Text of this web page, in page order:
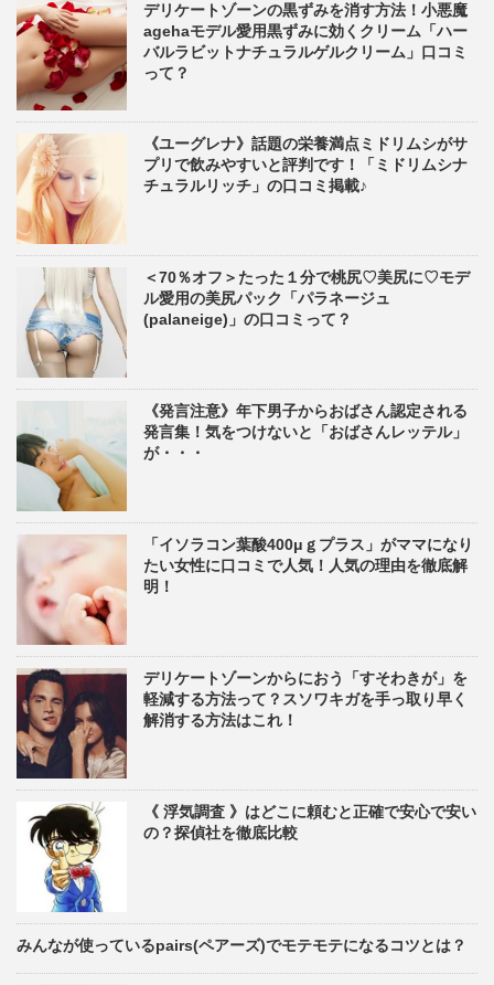
デリケートゾーンの黒ずみを消す方法！小悪魔
agehaモデル愛用黒ずみに効くクリーム「ハー
バルラビットナチュラルゲルクリーム」口コミ
って？
《ユーグレナ》話題の栄養満点ミドリムシがサ
プリで飲みやすいと評判です！「ミドリムシナ
チュラルリッチ」の口コミ掲載♪
＜70％オフ＞たった１分で桃尻♡美尻に♡モデ
ル愛用の美尻パック「パラネージュ
(palaneige)」の口コミって？
《発言注意》年下男子からおばさん認定される
発言集！気をつけないと「おばさんレッテル」
が・・・
「イソラコン葉酸400μｇプラス」がママになり
たい女性に口コミで人気！人気の理由を徹底解
明！
デリケートゾーンからにおう「すそわきが」を
軽減する方法って？スソワキガを手っ取り早く
解消する方法はこれ！
《 浮気調査 》はどこに頼むと正確で安心で安い
の？探偵社を徹底比較
みんなが使っているpairs(ペアーズ)でモテモテになるコツとは？